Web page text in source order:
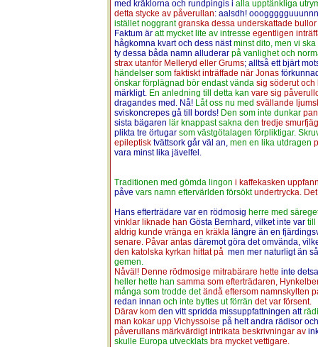
med kräklorna och rundpingis i alla upptänkliga
detta stycke av påverullan: aalsdh!
istället noggrant granska dessa underskattade bullor
Faktum är att mycket lite av intresse egentligen
hågkomna kvart och dess näst minst dito, men vi ska
ty dessa båda namn alluderar på vanlighet och
strax utanför Melleryd eller Grums; alltså ett bjärt
händelser som faktiskt inträffade när Jonas
önskar förplägnad bör endast vända sig söderut och
märkligt. En anledning till detta kan vare sig
dragandes med. Nå! Låt oss nu med svällande
sviskoncrepes gå till bords! Den som inte dunkar
sista bägaren lär knappast sakna den tredje
plikta tre örtugar som västgötalagen förpliktigar.
epileptisk tvättsork går väl an, men en lika utdragen
vara minst lika jävelfel.
Traditionen med gömda lingon i kaffekasken
påve vars namn eftervärlden försökt undertrycka.
Hans efterträdare var en rödmosig herre med
vinklar liknade han Gösta Bernhard, vilket inte var till
aldrig kunde vränga en kräkla längre än en
senare. Påvar antas däremot göra det omvända,
den katolska kyrkan hittat på men mer naturligt än
gemen.
Nåväl! Denne rödmosige mitrabärare hette inte
heller hette han samma som efterträdaren,
många som trodde det ändå eftersom namnskylten
redan innan och inte byttes ut förrän det var försent.
Därav kom den vitt spridda missuppfattningen att
man kokar upp Vichyssoise på helt andra rädisor och
påverullans märkvärdigt intrikata beskrivningar av
skulle Europa utvecklats bra mycket vettigare.